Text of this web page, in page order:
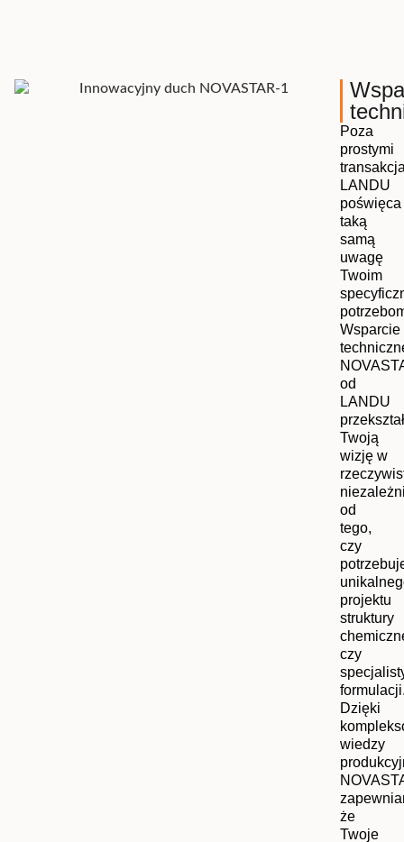
Poza
prostymi
LANDU
poświęca
taką
samą
uwagę
Twoim
Wsparcie
od
LANDU
Twoją
wizję w
od
tego,
czy
projektu
struktury
czy
Dzięki
wiedzy
że
Twoje